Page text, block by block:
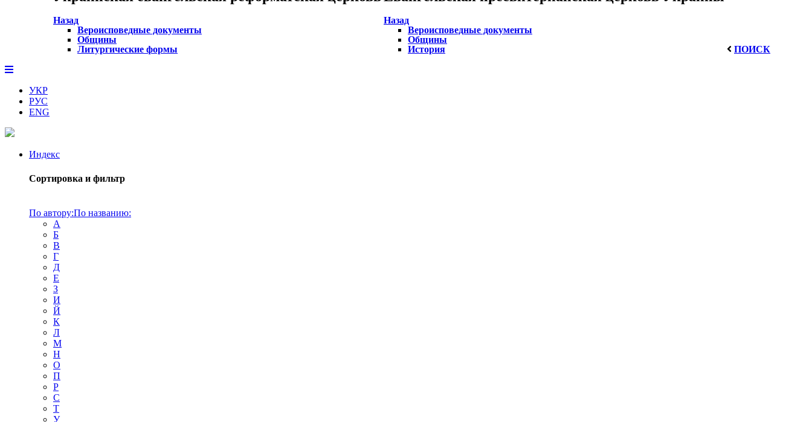
Назад
Вероисповедные документы
Общины
Литургические формы
Назад
Вероисповедные документы
Общины
История
ПОИСК
УКР
РУС
ENG
Индекс
Сортировка и фильтр
По автору:По названию:
А
Б
В
Г
Д
Е
З
И
Й
К
Л
М
Н
О
П
Р
С
Т
У